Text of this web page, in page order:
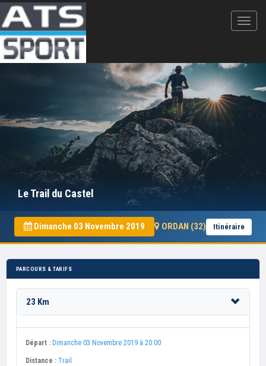
Le Trail du Castel
Dimanche 03 Novembre 2019 ORDAN (32) Itinéraire
PARCOURS & TARIFS
23 Km
Départ : Dimanche 03 Novembre 2019 à 20:00
Distance : Trail